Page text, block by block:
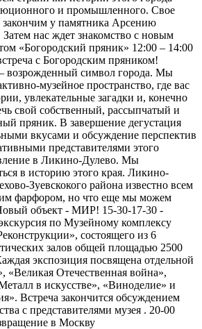
и промышленного. Свое
закончим у памятника Арсению
нас ждет знакомство с новым
«Богородский пряник» 12:00 – 14:00
с Богородским пряником!
возрожденный символ города. Мы
музейное пространство, где вас
увлекательные загадки и, конечно
свой собственный, рассыпчатый и
пряник. В завершение дегустация
вкусами и обсуждение перспектив
представителями этого
в Ликино-Дулево. Мы
в историю этого края. Ликино-
Зуевскокого района известно всем
фарфором, но что еще мы можем
объект - МИР! 15-30-17-30 -
по Музейному комплексу
состоящего из 6
залов общей площадью 2500
экспозиция посвящена отдельной
Отечественная война»,
в искусстве», «Виноделие» и
Встреча закончится обсуждением
с представителями музея . 20-00
в Москву